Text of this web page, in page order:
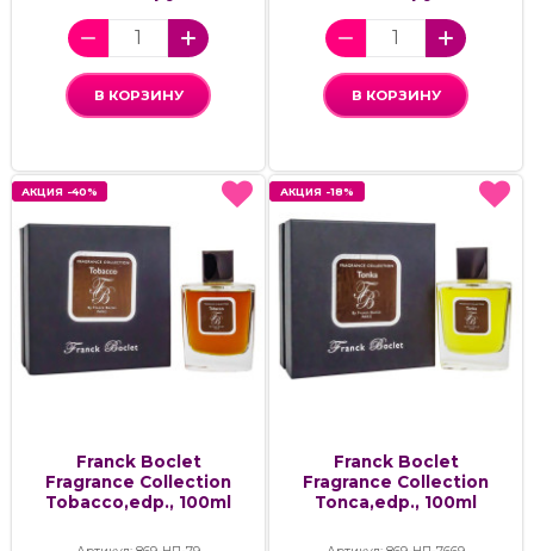
В КОРЗИНУ В КОРЗИНУ
АКЦИЯ -40%
Franck Boclet
Fragrance Collection
Tobacco,edp., 100ml
АКЦИЯ -40% АКЦИЯ -18%
Franck Boclet
Fragrance Collection
Tonca,edp., 100ml
АКЦИЯ -18%